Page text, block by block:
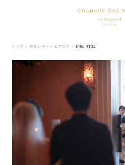
トップ ＞ 挙式レポート＆ブログ ＞ IMG_9132